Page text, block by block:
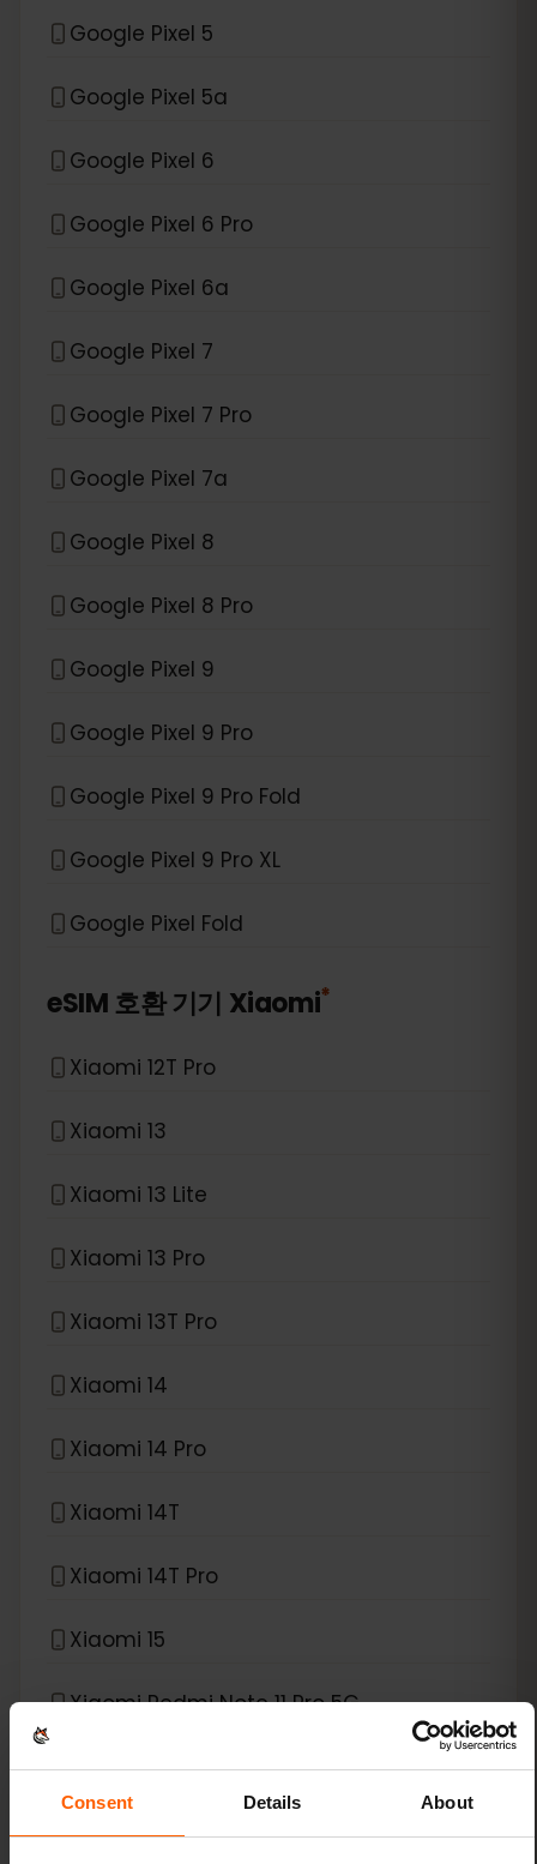
Consent Details About
Google Pixel 5
Google Pixel 5a
Google Pixel 6
Google Pixel 6 Pro
Google Pixel 6a
Google Pixel 7
Google Pixel 7 Pro
Google Pixel 7a
Google Pixel 8
Google Pixel 8 Pro
Google Pixel 9
Google Pixel 9 Pro
Google Pixel 9 Pro Fold
Google Pixel 9 Pro XL
Google Pixel Fold
eSIM 호환 기기 Xiaomi*
Xiaomi 12T Pro
Xiaomi 13
Xiaomi 13 Lite
Xiaomi 13 Pro
Xiaomi 13T Pro
Xiaomi 14
Xiaomi 14 Pro
Xiaomi 14T
Xiaomi 14T Pro
Xiaomi 15
Xiaomi Redmi Note 11 Pro 5G
Xiaomi Redmi Note 13 Pro
Xiaomi Redmi Note 13 Pro Plus